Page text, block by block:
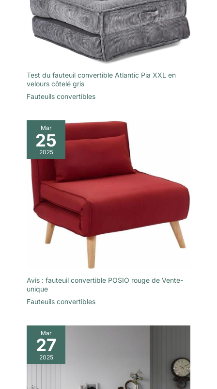
Test du fauteuil convertible Atlantic Pia XXL en
velours côtelé gris
Fauteuils convertibles
Mar
25
2025
Avis : fauteuil convertible POSIO rouge de Vente-
unique
Fauteuils convertibles
Mar
27
2025